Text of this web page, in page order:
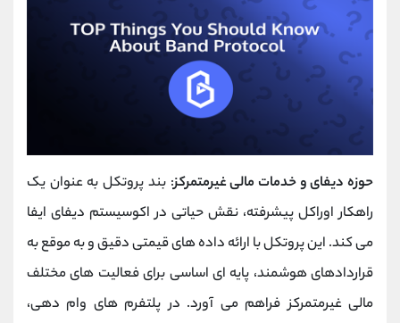
حوزه دیفای و خدمات مالی غیرمتمرکز: بند پروتکل به عنوان یک
راهکار اوراکل پیشرفته، نقش حیاتی در اکوسیستم دیفای ایفا
می ‌کند. این پروتکل با ارائه داده ‌های قیمتی دقیق و به ‌موقع به
قراردادهای هوشمند، پایه ‌ای اساسی برای فعالیت‌ های مختلف
مالی غیرمتمرکز فراهم می ‌آورد. در پلتفرم‌ های وام‌ دهی،